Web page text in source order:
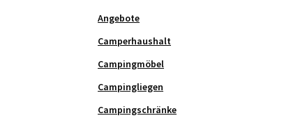
Angebote
Camperhaushalt
Campingmöbel
Campingliegen
Campingschränke